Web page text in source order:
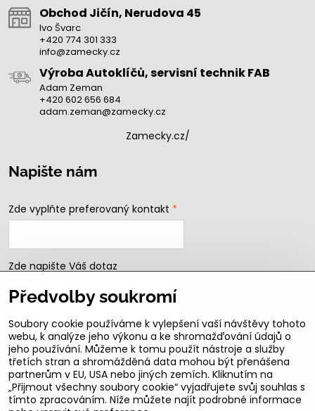
Obchod Jičín, Nerudova 45
Ivo Švarc
+420 774 301 333
info@zamecky.cz
Výroba Autoklíčů, servisní technik FAB
Adam Zeman
+420 602 656 684
adam.zeman@zamecky.cz
Zamecky.cz/
Napište nám
Zde vyplňte preferovaný kontakt *
Zde napište Váš dotaz
Odeslat
Předvolby soukromí
Soubory cookie používáme k vylepšení vaší návštěvy tohoto
webu, k analýze jeho výkonu a ke shromažďování údajů o
jeho používání. Můžeme k tomu použít nástroje a služby
třetích stran a shromážděná data mohou být přenášena
partnerům v EU, USA nebo jiných zemích. Kliknutím na
„Přijmout všechny soubory cookie“ vyjadřujete svůj souhlas s
tímto zpracováním. Níže můžete najít podrobné informace